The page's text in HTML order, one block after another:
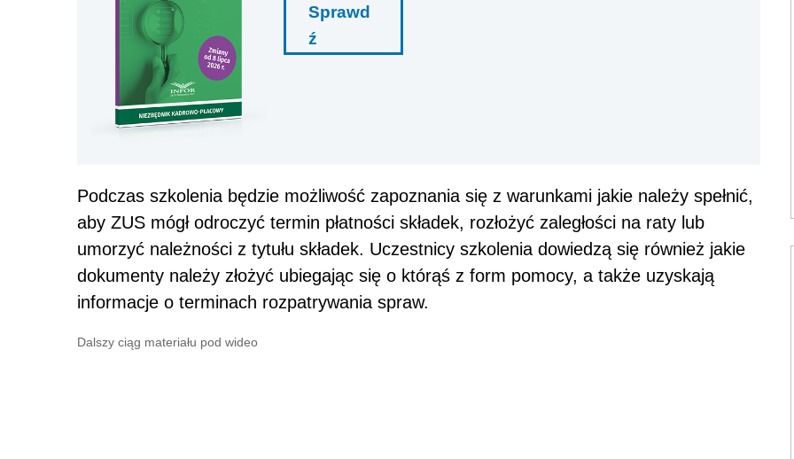
Sprawd
ź
Podczas szkolenia będzie możliwość zapoznania się z warunkami jakie należy spełnić,
aby ZUS mógł odroczyć termin płatności składek, rozłożyć zaległości na raty lub
umorzyć należności z tytułu składek. Uczestnicy szkolenia dowiedzą się również jakie
dokumenty należy złożyć ubiegając się o którąś z form pomocy, a także uzyskają
informacje o terminach rozpatrywania spraw.
Dalszy ciąg materiału pod wideo